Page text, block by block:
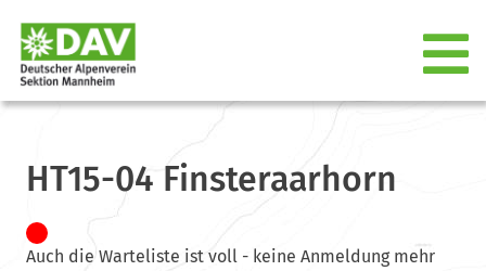
HT15-04 Finsteraarhorn
Auch die Warteliste ist voll - keine Anmeldung mehr